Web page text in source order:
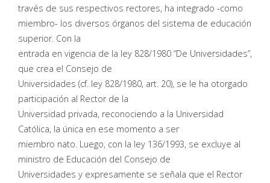
través de sus respectivos rectores, ha integrado -como
miembro- los diversos órganos del sistema de educación
superior. Con la
entrada en vigencia de la ley 828/1980 “De Universidades”,
que crea el Consejo de
Universidades (cf. ley 828/1980, art. 20), se le ha otorgado
participación al Rector de la
Universidad privada, reconociendo a la Universidad
Católica, la única en ese momento a ser
miembro nato. Luego, con la ley 136/1993, se excluye al
ministro de Educación del Consejo de
Universidades y expresamente se señala que el Rector